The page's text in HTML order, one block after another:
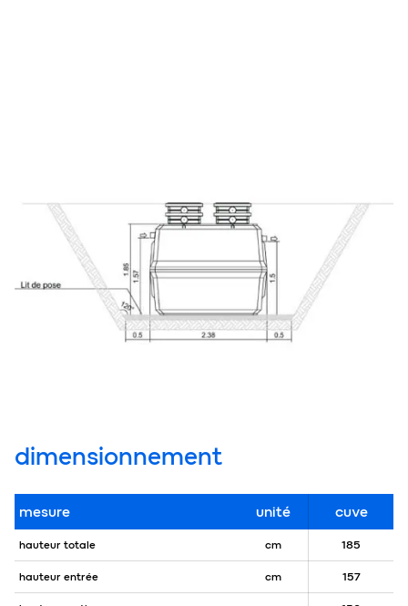
dimensionnement
mesure unité cuve
hauteur totale cm 185
hauteur entrée cm 157